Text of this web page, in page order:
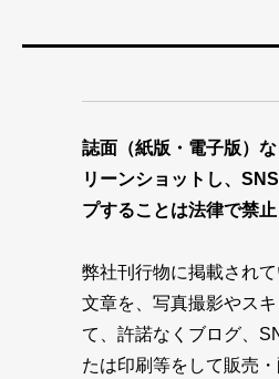
誌面（紙版・電子版）
リーンショットし、
プすることは法律で禁止
弊社刊行物に掲載され
文章を、写真撮影やス
て、許諾なくブログ、
たは印刷等をして販売